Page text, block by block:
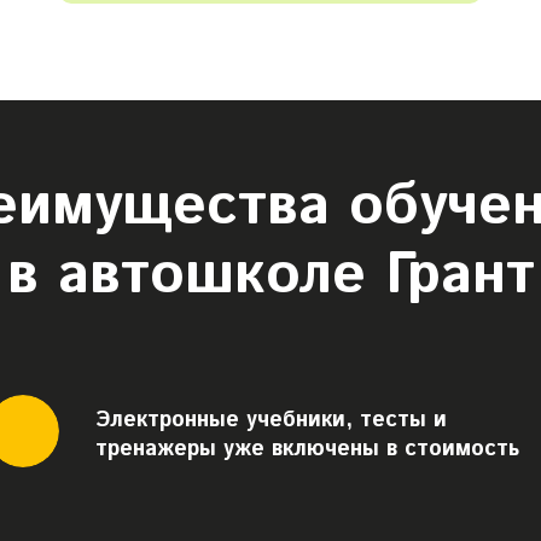
в автошколе Грант
Электронные учебники, тесты и
тренажеры уже включены в стоимость